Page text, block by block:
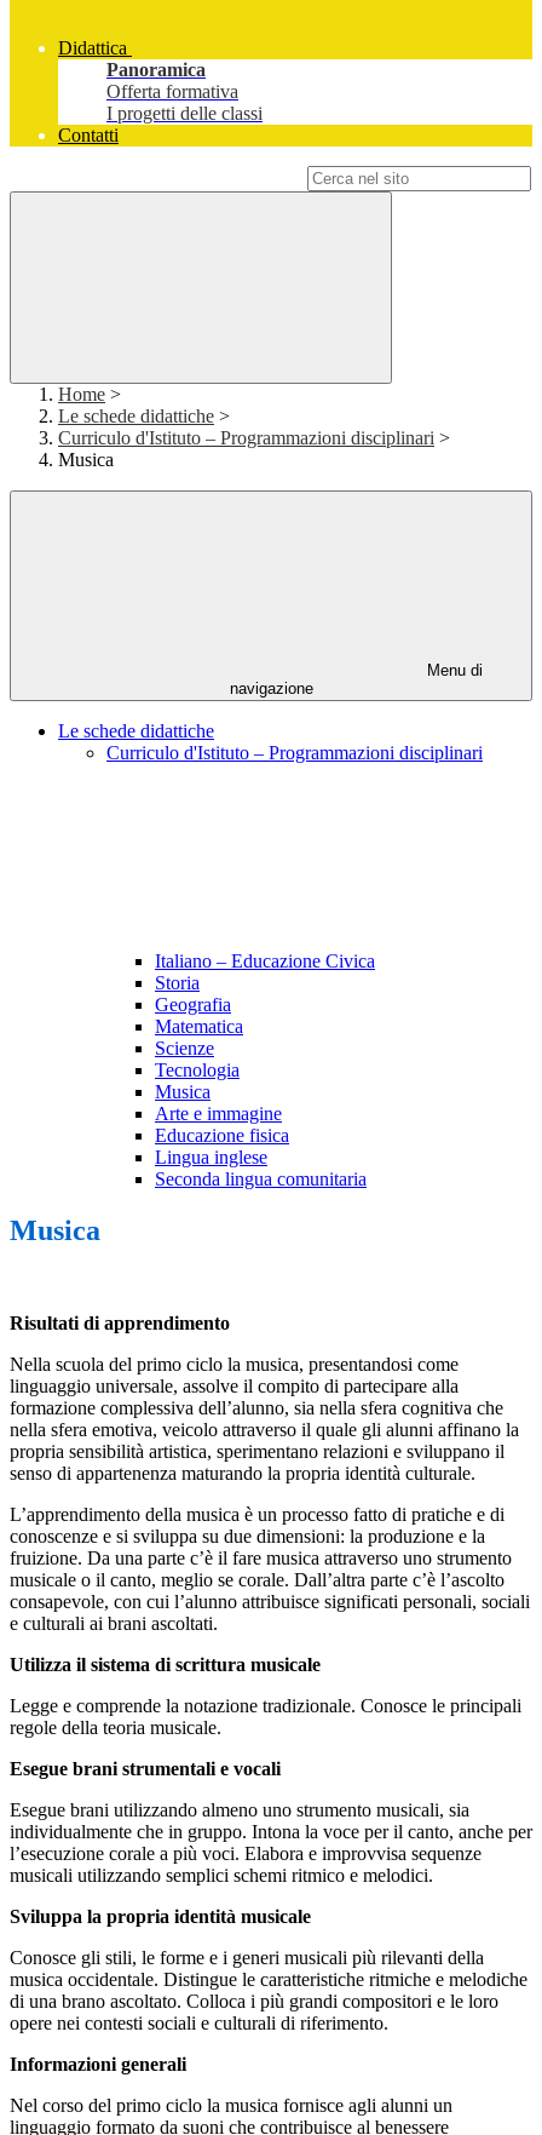
Didattica
Panoramica
Offerta formativa
I progetti delle classi
Contatti
Home >
Le schede didattiche >
Curriculo d'Istituto – Programmazioni disciplinari >
Musica
Menu di
navigazione
Le schede didattiche
Curriculo d'Istituto – Programmazioni disciplinari
Italiano – Educazione Civica
Storia
Geografia
Matematica
Scienze
Tecnologia
Musica
Arte e immagine
Educazione fisica
Lingua inglese
Seconda lingua comunitaria
Musica
Risultati di apprendimento
Nella scuola del primo ciclo la musica, presentandosi come
linguaggio universale, assolve il compito di partecipare alla
formazione complessiva dell’alunno, sia nella sfera cognitiva che
nella sfera emotiva, veicolo attraverso il quale gli alunni affinano la
propria sensibilità artistica, sperimentano relazioni e sviluppano il
senso di appartenenza maturando la propria identità culturale.
L’apprendimento della musica è un processo fatto di pratiche e di
conoscenze e si sviluppa su due dimensioni: la produzione e la
fruizione. Da una parte c’è il fare musica attraverso uno strumento
musicale o il canto, meglio se corale. Dall’altra parte c’è l’ascolto
consapevole, con cui l’alunno attribuisce significati personali, sociali
e culturali ai brani ascoltati.
Utilizza il sistema di scrittura musicale
Legge e comprende la notazione tradizionale. Conosce le principali
regole della teoria musicale.
Esegue brani strumentali e vocali
Esegue brani utilizzando almeno uno strumento musicali, sia
individualmente che in gruppo. Intona la voce per il canto, anche per
l’esecuzione corale a più voci. Elabora e improvvisa sequenze
musicali utilizzando semplici schemi ritmico e melodici.
Sviluppa la propria identità musicale
Conosce gli stili, le forme e i generi musicali più rilevanti della
musica occidentale. Distingue le caratteristiche ritmiche e melodiche
di una brano ascoltato. Colloca i più grandi compositori e le loro
opere nei contesti sociali e culturali di riferimento.
Informazioni generali
Nel corso del primo ciclo la musica fornisce agli alunni un
linguaggio formato da suoni che contribuisce al benessere